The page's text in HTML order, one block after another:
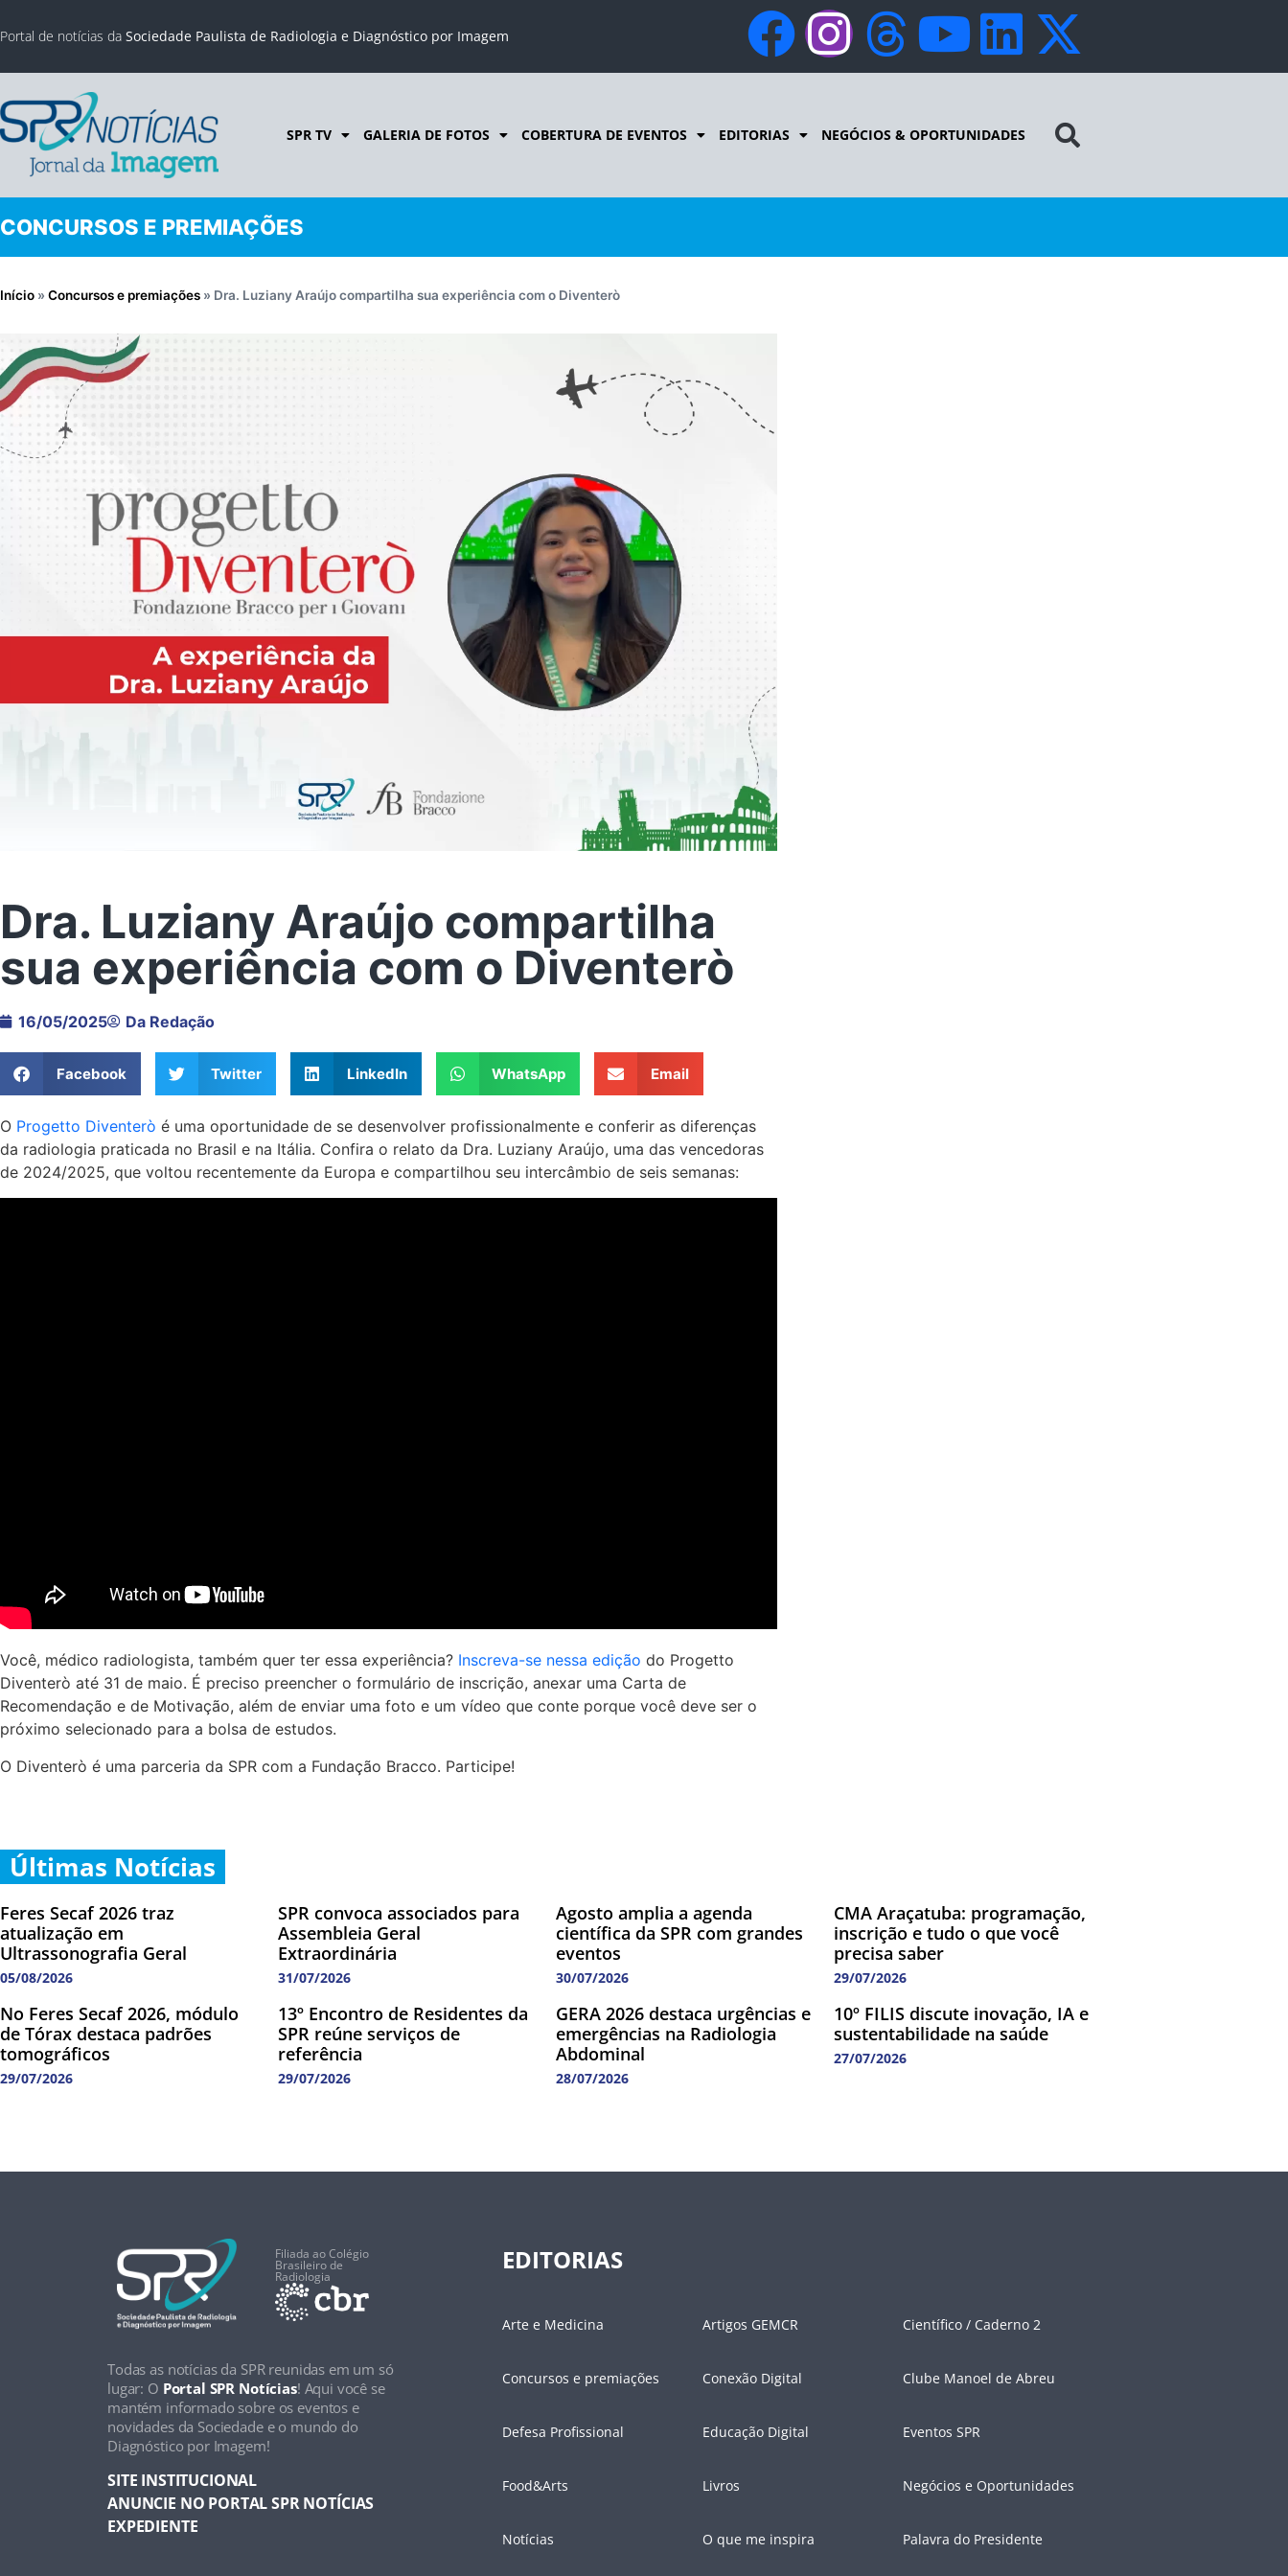
Portal de notícias da Sociedade Paulista de Radiologia e Diagnóstico por Imagem
SPR TV GALERIA DE FOTOS COBERTURA DE EVENTOS EDITORIAS NEGÓCIOS & OPORTUNIDADES
CONCURSOS E PREMIAÇÕES
Início » Concursos e premiações » Dra. Luziany Araújo compartilha sua experiência com o Diventerò
Dra. Luziany Araújo compartilha
sua experiência com o Diventerò
16/05/2025 Da Redação
Facebook Twitter LinkedIn WhatsApp Email
O Progetto Diventerò é uma oportunidade de se desenvolver profissionalmente e conferir as diferenças
da radiologia praticada no Brasil e na Itália. Confira o relato da Dra. Luziany Araújo, uma das vencedoras
de 2024/2025, que voltou recentemente da Europa e compartilhou seu intercâmbio de seis semanas:
Você, médico radiologista, também quer ter essa experiência? Inscreva-se nessa edição do Progetto
Diventerò até 31 de maio. É preciso preencher o formulário de inscrição, anexar uma Carta de
Recomendação e de Motivação, além de enviar uma foto e um vídeo que conte porque você deve ser o
próximo selecionado para a bolsa de estudos.
O Diventerò é uma parceria da SPR com a Fundação Bracco. Participe!
Últimas Notícias
Feres Secaf 2026 traz
atualização em
Ultrassonografia Geral
05/08/2026
SPR convoca associados para
Assembleia Geral
Extraordinária
31/07/2026
Agosto amplia a agenda
científica da SPR com grandes
eventos
30/07/2026
CMA Araçatuba: programação,
inscrição e tudo o que você
precisa saber
29/07/2026
No Feres Secaf 2026, módulo
de Tórax destaca padrões
tomográficos
29/07/2026
13º Encontro de Residentes da
SPR reúne serviços de
referência
29/07/2026
GERA 2026 destaca urgências e
emergências na Radiologia
Abdominal
28/07/2026
10º FILIS discute inovação, IA e
sustentabilidade na saúde
27/07/2026
Filiada ao Colégio
Brasileiro de
Radiologia
Todas as notícias da SPR reunidas em um só
lugar: O Portal SPR Notícias! Aqui você se
mantém informado sobre os eventos e
novidades da Sociedade e o mundo do
Diagnóstico por Imagem!
SITE INSTITUCIONAL
ANUNCIE NO PORTAL SPR NOTÍCIAS
EXPEDIENTE
EDITORIAS
Arte e Medicina Artigos GEMCR Científico / Caderno 2
Concursos e premiações Conexão Digital Clube Manoel de Abreu
Defesa Profissional Educação Digital Eventos SPR
Food&Arts Livros Negócios e Oportunidades
Notícias O que me inspira Palavra do Presidente